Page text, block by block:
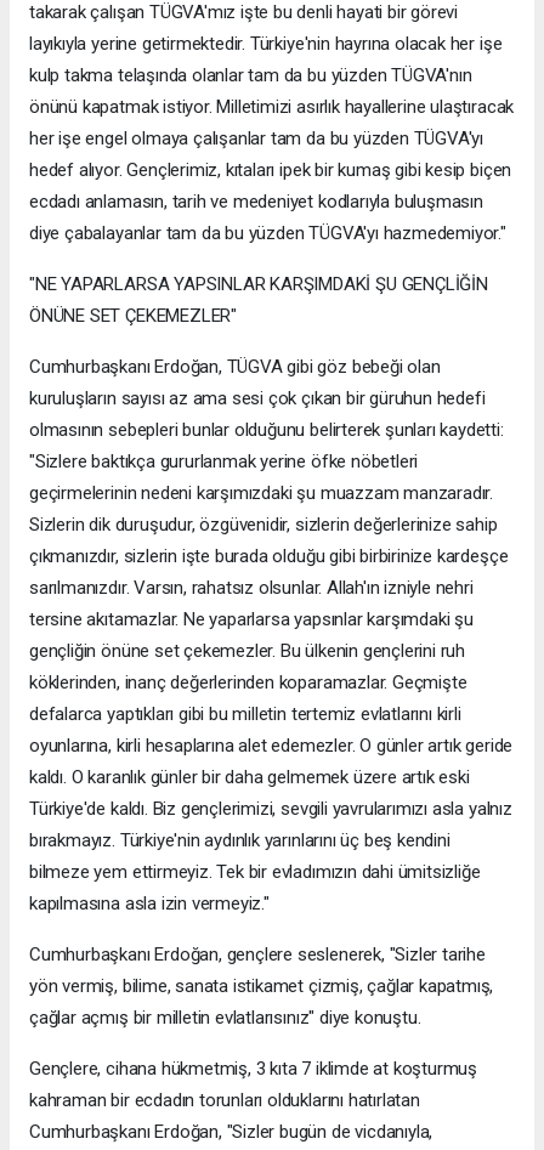
takarak çalışan TÜGVA'mız işte bu denli hayati bir görevi
layıkıyla yerine getirmektedir. Türkiye'nin hayrına olacak her işe
kulp takma telaşında olanlar tam da bu yüzden TÜGVA'nın
önünü kapatmak istiyor. Milletimizi asırlık hayallerine ulaştıracak
her işe engel olmaya çalışanlar tam da bu yüzden TÜGVA'yı
hedef alıyor. Gençlerimiz, kıtaları ipek bir kumaş gibi kesip biçen
ecdadı anlamasın, tarih ve medeniyet kodlarıyla buluşmasın
diye çabalayanlar tam da bu yüzden TÜGVA'yı hazmedemiyor."
"NE YAPARLARSA YAPSINLAR KARŞIMDAKİ ŞU GENÇLİĞİN
ÖNÜNE SET ÇEKEMEZLER"
Cumhurbaşkanı Erdoğan, TÜGVA gibi göz bebeği olan
kuruluşların sayısı az ama sesi çok çıkan bir güruhun hedefi
olmasının sebepleri bunlar olduğunu belirterek şunları kaydetti:
"Sizlere baktıkça gururlanmak yerine öfke nöbetleri
geçirmelerinin nedeni karşımızdaki şu muazzam manzaradır.
Sizlerin dik duruşudur, özgüvenidir, sizlerin değerlerinize sahip
çıkmanızdır, sizlerin işte burada olduğu gibi birbirinize kardeşçe
sarılmanızdır. Varsın, rahatsız olsunlar. Allah'ın izniyle nehri
tersine akıtamazlar. Ne yaparlarsa yapsınlar karşımdaki şu
gençliğin önüne set çekemezler. Bu ülkenin gençlerini ruh
köklerinden, inanç değerlerinden koparamazlar. Geçmişte
defalarca yaptıkları gibi bu milletin tertemiz evlatlarını kirli
oyunlarına, kirli hesaplarına alet edemezler. O günler artık geride
kaldı. O karanlık günler bir daha gelmemek üzere artık eski
Türkiye'de kaldı. Biz gençlerimizi, sevgili yavrularımızı asla yalnız
bırakmayız. Türkiye'nin aydınlık yarınlarını üç beş kendini
bilmeze yem ettirmeyiz. Tek bir evladımızın dahi ümitsizliğe
kapılmasına asla izin vermeyiz."
Cumhurbaşkanı Erdoğan, gençlere seslenerek, "Sizler tarihe
yön vermiş, bilime, sanata istikamet çizmiş, çağlar kapatmış,
çağlar açmış bir milletin evlatlarısınız" diye konuştu.
Gençlere, cihana hükmetmiş, 3 kıta 7 iklimde at koşturmuş
kahraman bir ecdadın torunları olduklarını hatırlatan
Cumhurbaşkanı Erdoğan, "Sizler bugün de vicdanıyla,